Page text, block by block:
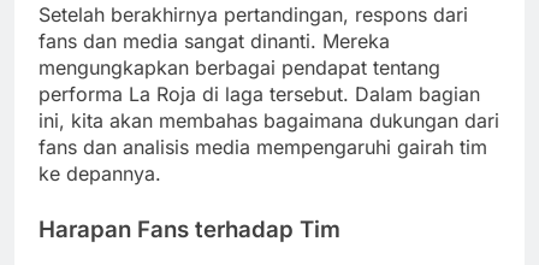
Setelah berakhirnya pertandingan, respons dari
fans dan media sangat dinanti. Mereka
mengungkapkan berbagai pendapat tentang
performa La Roja di laga tersebut. Dalam bagian
ini, kita akan membahas bagaimana dukungan dari
fans dan analisis media mempengaruhi gairah tim
ke depannya.
Harapan Fans terhadap Tim